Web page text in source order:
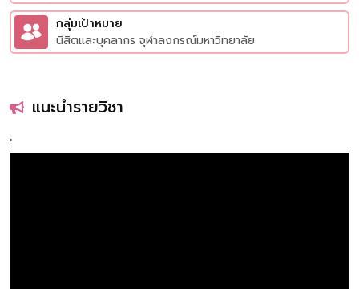
กลุ่มเป้าหมาย
นิสิตและบุคลากร จุฬาลงกรณ์มหาวิทยาลัย
แนะนำรายวิชา
'